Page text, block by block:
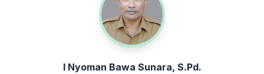
I Nyoman Bawa Sunara, S.Pd.